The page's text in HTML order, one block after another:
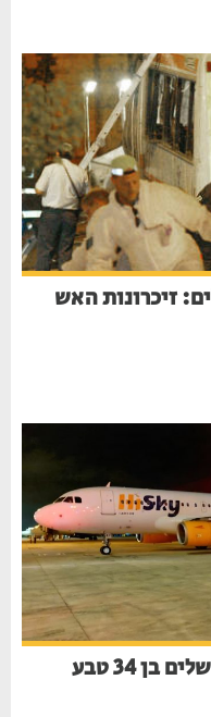
זיכרונות האש
טרגדיה בקפריסין: תושב ירושלים בן 34 טבע